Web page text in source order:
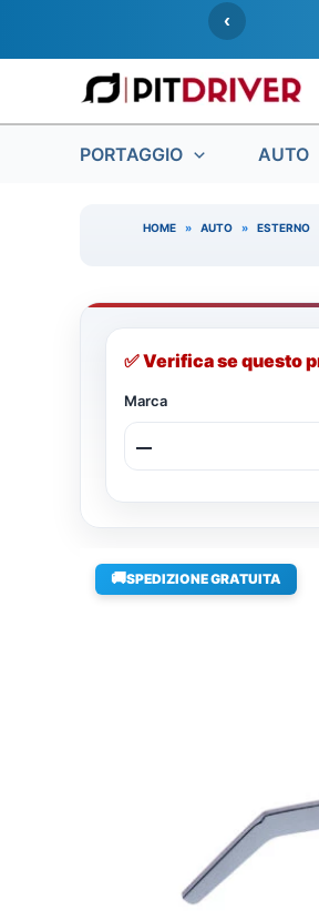
‹
PORTAGGIO AUTO
HOME » AUTO » ESTERNO
✅ Verifica se questo
Marca
🚚SPEDIZIONE GRATUITA